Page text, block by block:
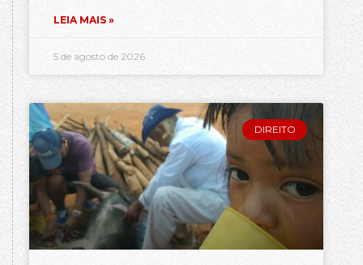
LEIA MAIS »
5 de agosto de 2026
DIREITO